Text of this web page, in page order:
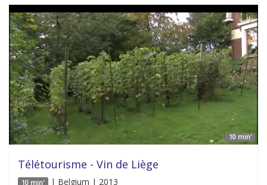
10 min'
Télétourisme - Vin de Liège
10 min' | Belgium | 2013